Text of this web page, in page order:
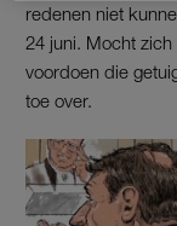
redenen niet
24 juni. Mocht
voordoen die
toe over.